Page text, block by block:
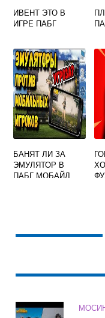
ИВЕНТ ЭТО В
ИГРЕ ПАБГ
БАНЯТ ЛИ ЗА
ЭМУЛЯТОР В
ПАБГ МОБАЙЛ